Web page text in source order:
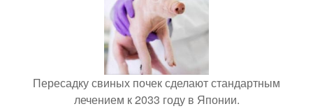
Пересадку свиных почек сделают стандартным
лечением к 2033 году в Японии.